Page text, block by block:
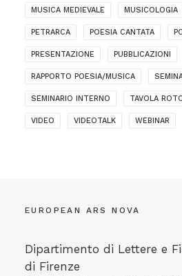
MUSICA MEDIEVALE MUSICOLOGIA
PETRARCA POESIA CANTATA
PRESENTAZIONE PUBBLICAZIONI
RAPPORTO POESIA/MUSICA
SEMINARIO INTERNO TAVOLA
VIDEO VIDEOTALK WEBINAR
EUROPEAN ARS NOVA
Dipartimento di Lettere e
di Firenze